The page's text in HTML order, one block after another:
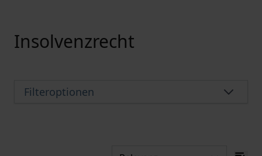
Insolvenzrecht
Filteroptionen